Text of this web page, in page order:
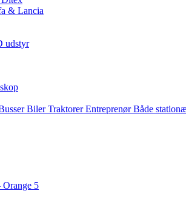
& Lancia
udstyr
Biler Traktorer Entreprenør Både
5